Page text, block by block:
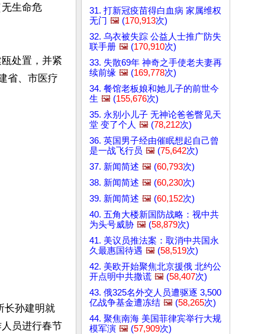
生命危
处置，并紧
省、市医疗
长孙建明就
员进行春节
31. 打新冠疫苗得白血病 家属维权
无门 🖼️ (170,913次)
32. 乌衣被失踪 公益人士推广防失
联手册 🖼️ (170,910次)
33. 失散69年 神奇之手使老夫妻再
续前缘 🖼️ (169,778次)
34. 餐馆老板娘和她儿子的前世今
生 🖼️ (155,676次)
35. 永别小儿子 无神论爸爸瞥见天
堂 变了个人 🖼️ (78,212次)
36. 英国男子经由催眠想起自己曾
是一战飞行员 🖼️ (75,642次)
37. 新闻简述 🖼️ (60,793次)
38. 新闻简述 🖼️ (60,230次)
39. 新闻简述 🖼️ (60,152次)
40. 五角大楼新国防战略：视中共
为头号威胁 🖼️ (58,879次)
41. 美议员推法案：取消中共国永
久最惠国待遇 🖼️ (58,519次)
42. 美欧开始聚焦北京援俄 北约公
开点明中共撒谎 🖼️ (58,407次)
43. 俄325名外交人员遭驱逐 3,500
亿战争基金遭冻结 🖼️ (58,265次)
44. 聚焦南海 美国菲律宾举行大规
模军演 🖼️ (57,909次)